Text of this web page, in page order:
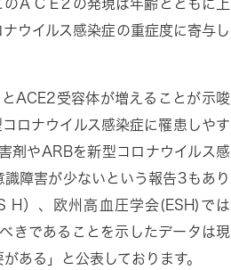
A C E２の発現は年齢とともに上
ウイルス感染症の重症度に寄与し
ACE2受容体が増えることが示唆
ロナウイルス感染症に罹患しやす
剤やARBを新型コロナウイルス感
障害が少ないという報告3もあり
H）、欧州高血圧学会(ESH)では
きであることを示したデータは現
ある」と公表しております。